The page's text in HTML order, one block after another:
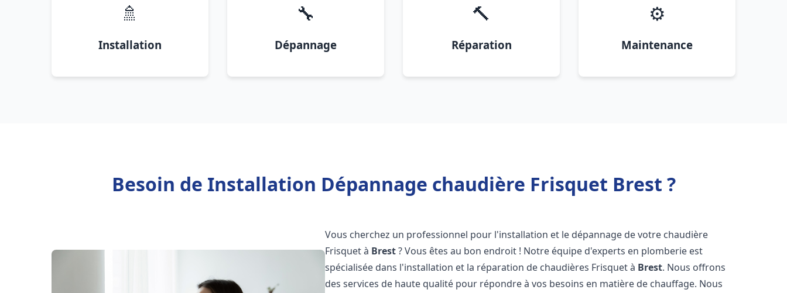
🚿
Installation
🔧
Dépannage
🔨
Réparation
⚙️
Maintenance
Besoin de Installation Dépannage chaudière Frisquet Brest ?
Vous cherchez un professionnel pour l'installation et le dépannage de votre chaudière
Frisquet à Brest? Vous êtes au bon endroit ! Notre équipe d'experts en plomberie est
spécialisée dans l'installation et la réparation de chaudières Frisquet à Brest. Nous offrons
des services de haute qualité pour répondre à vos besoins en matière de chauffage. Nous